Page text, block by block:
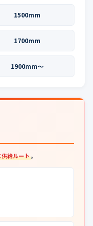
1500mm
1700mm
1900mm〜
供給ルート。